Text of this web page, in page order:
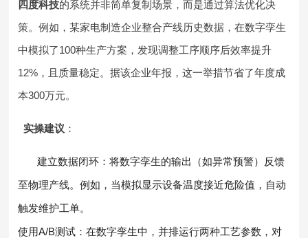
四度科技的系统并非简单复制场景，而是通过算法优化决
策。例如，某家电制造企业整合产线历史数据，在数字孪生
中模拟了100种生产方案，发现调整工序顺序后效率提升
12%，且质量稳定。据该企业年报，这一举措节省了年度成
本300万元。
实操建议 ：
建立数据闭环：将数字孪生的输出（如异常预警）反馈
至物理产线。例如，当模拟显示设备温度接近危险值，自动
触发维护工单。
使用A/B测试：在数字孪生中，并排运行两种工艺参数，对